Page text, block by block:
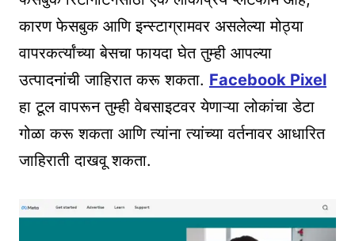
कारण फेसबुक आणि इन्स्टाग्रामवर असलेल्या मोठ्या
वापरकर्त्यांच्या बेसचा फायदा घेत तुम्ही आपल्या
उत्पादनांची जाहिरात करू शकता. Facebook Pixel
हा टूल वापरून तुम्ही वेबसाइटवर येणाऱ्या लोकांचा डेटा
गोळा करू शकता आणि त्यांना त्यांच्या वर्तनावर आधारित
जाहिराती दाखवू शकता.